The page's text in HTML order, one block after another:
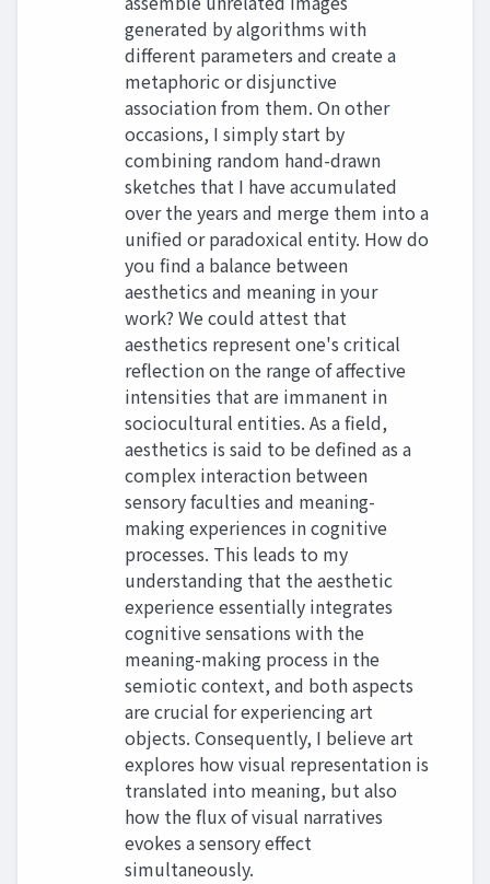
generated by algorithms with
different parameters and create a
metaphoric or disjunctive
association from them. On other
occasions, I simply start by
combining random hand-drawn
sketches that I have accumulated
over the years and merge them into a
unified or paradoxical entity. How do
you find a balance between
aesthetics and meaning in your
work? We could attest that
aesthetics represent one's critical
reflection on the range of affective
intensities that are immanent in
sociocultural entities. As a field,
aesthetics is said to be defined as a
complex interaction between
sensory faculties and meaning-
making experiences in cognitive
processes. This leads to my
understanding that the aesthetic
experience essentially integrates
cognitive sensations with the
meaning-making process in the
semiotic context, and both aspects
are crucial for experiencing art
objects. Consequently, I believe art
explores how visual representation is
translated into meaning, but also
how the flux of visual narratives
evokes a sensory effect
simultaneously.